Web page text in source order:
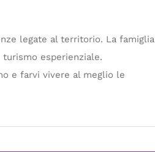
legate al territorio. La famiglia
esperienziale.
e farvi vivere al meglio le